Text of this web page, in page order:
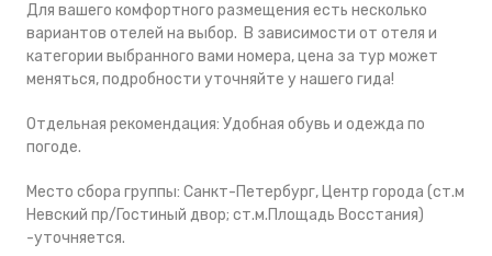
Для вашего комфортного размещения есть несколько
вариантов отелей на выбор. В зависимости от отеля и
категории выбранного вами номера, цена за тур может
меняться, подробности уточняйте у нашего гида!
Отдельная рекомендация: Удобная обувь и одежда по
погоде.
Место сбора группы: Санкт-Петербург, Центр города (ст.м
Невский пр/Гостиный двор; ст.м.Площадь Восстания)
-уточняется.